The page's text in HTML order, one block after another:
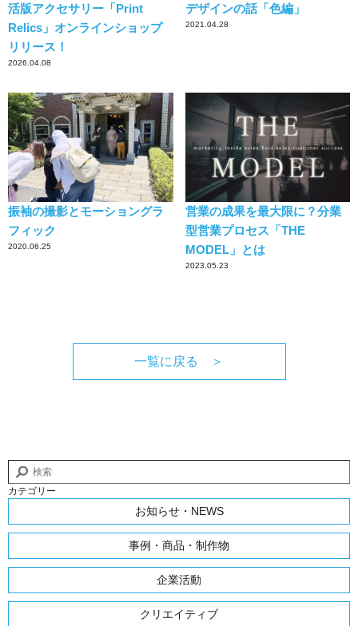
活版アクセサリー「Print
Relics」オンラインショップ
リリース！
2026.04.08
デザインの話「色編」
2021.04.28
振袖の撮影とモーショングラ
フィック
2020.06.25
営業の成果を最大限に？分業
型営業プロセス「THE
MODEL」とは
2023.05.23
一覧に戻る ＞
カテゴリー
お知らせ・NEWS
事例・商品・制作物
企業活動
クリエイティブ